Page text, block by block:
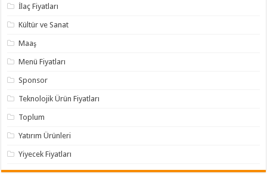
İlaç Fiyatları
Kültür ve Sanat
Maaş
Menü Fiyatları
Sponsor
Teknolojik Ürün Fiyatları
Toplum
Yatırım Ürünleri
Yiyecek Fiyatları